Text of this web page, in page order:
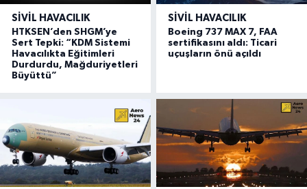
SIVIL HAVACILIK
HTKSEN’den SHGM’ye
Sert Tepki: “KDM Sistemi
Havacılıkta Eğitimleri
Durdurdu, Mağduriyetleri
Büyüttü”
SIVIL HAVACILIK
Boeing 737 MAX 7, FAA
sertifikasını aldı: Ticari
uçuşların önü açıldı